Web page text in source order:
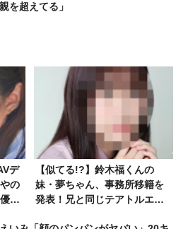
親を超えてる」
デ
の
と
【似てる!?】鈴木福くんの
妹・夢ちゃん、事務所移籍を
発表！兄と同じテアトルエン